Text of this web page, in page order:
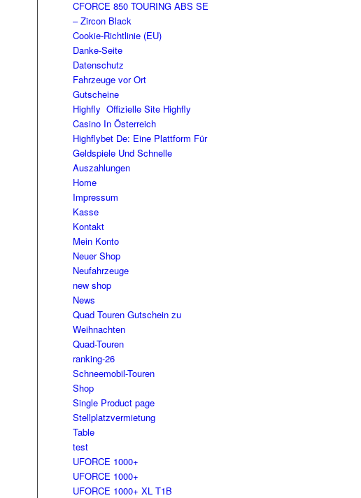
CFORCE 850 TOURING ABS SE
– Zircon Black
Cookie-Richtlinie (EU)
Danke-Seite
Datenschutz
Fahrzeuge vor Ort
Gutscheine
Highfly ️ Offizielle Site Highfly
Casino In Österreich
Highflybet De: Eine Plattform Für
Geldspiele Und Schnelle
Auszahlungen
Home
Impressum
Kasse
Kontakt
Mein Konto
Neuer Shop
Neufahrzeuge
new shop
News
Quad Touren Gutschein zu
Weihnachten
Quad-Touren
ranking-26
Schneemobil-Touren
Shop
Single Product page
Stellplatzvermietung
Table
test
UFORCE 1000+
UFORCE 1000+
UFORCE 1000+ XL T1B